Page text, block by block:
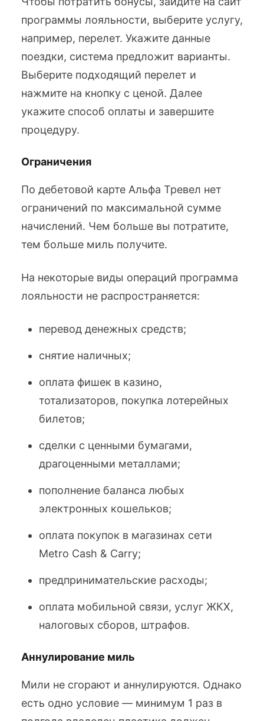
программы лояльности, выберите услугу,
например, перелет. Укажите данные
поездки, система предложит варианты.
Выберите подходящий перелет и
нажмите на кнопку с ценой. Далее
укажите способ оплаты и завершите
процедуру.
Ограничения
По дебетовой карте Альфа Тревел нет
ограничений по максимальной сумме
начислений. Чем больше вы потратите,
тем больше миль получите.
На некоторые виды операций программа
лояльности не распространяется:
перевод денежных средств;
снятие наличных;
оплата фишек в казино,
тотализаторов, покупка лотерейных
билетов;
сделки с ценными бумагами,
драгоценными металлами;
пополнение баланса любых
электронных кошельков;
оплата покупок в магазинах сети
Metro Cash & Carry;
предпринимательские расходы;
оплата мобильной связи, услуг ЖКХ,
налоговых сборов, штрафов.
Аннулирование миль
Мили не сгорают и аннулируются. Однако
есть одно условие — минимум 1 раз в